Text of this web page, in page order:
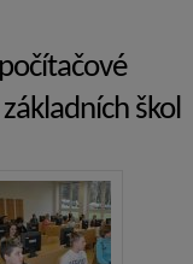
škol